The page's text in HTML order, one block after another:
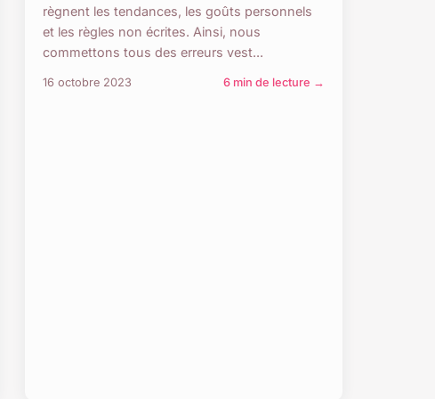
règnent les tendances, les goûts personnels
et les règles non écrites. Ainsi, nous
commettons tous des erreurs vest...
16 octobre 2023 6 min de lecture →